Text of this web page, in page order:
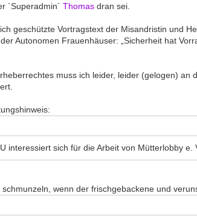
`Superadmin´Thomas dran sei.
geschützte Vortragstext der Misandristin und
Autonomen Frauenhäuser: „Sicherheit hat
muss ich leider, leider (gelogen)
interessiert sich für die Arbeit von Mütterlobby e.
wenn der frischgebackene und